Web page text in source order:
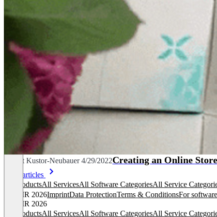
Margit Kustor-Neubauer 4/29/2022Creating an Online
More articles
All productsAll ServicesAll Software CategoriesAll Service
© OMR 2026ImprintData ProtectionTerms & ConditionsFor
© OMR 2026
All productsAll ServicesAll Software CategoriesAll Service